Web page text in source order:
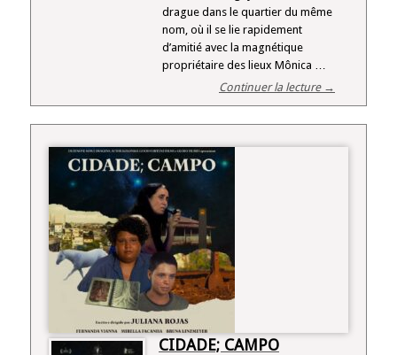
drague dans le quartier du même
nom, où il se lie rapidement
d’amitié avec la magnétique
propriétaire des lieux Mônica …
Continuer la lecture →
CIDADE; CAMPO